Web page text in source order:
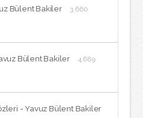
Bülent Bakiler 3.660
Bülent Bakiler 4.689
- Yavuz Bülent Bakiler